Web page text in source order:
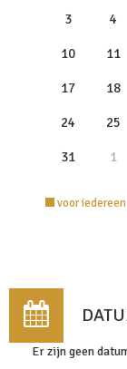
3 4
10 11
17 18
24 25
31 1
voor iedereen
Er zijn geen